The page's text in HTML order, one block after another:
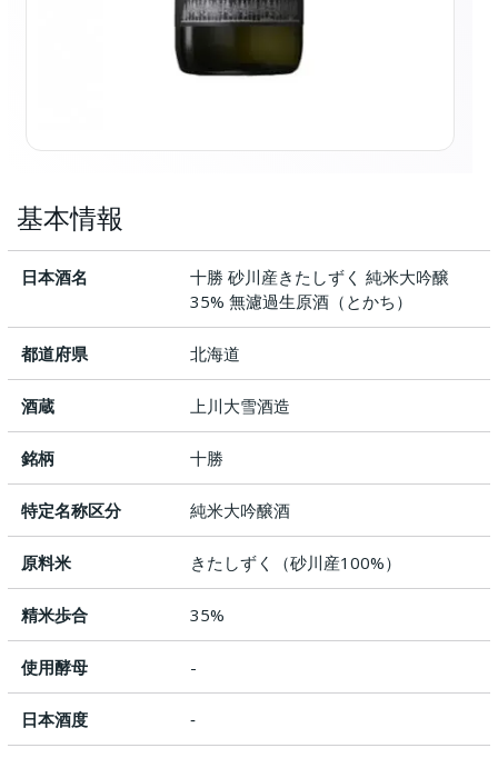
基本情報
日本酒名
十勝 砂川産きたしずく 純米大吟醸
35% 無濾過生原酒（とかち）
都道府県 北海道
酒蔵 上川大雪酒造
銘柄 十勝
特定名称区分 純米大吟醸酒
原料米 きたしずく（砂川産100%）
精米歩合 35%
使用酵母 -
日本酒度 ‐